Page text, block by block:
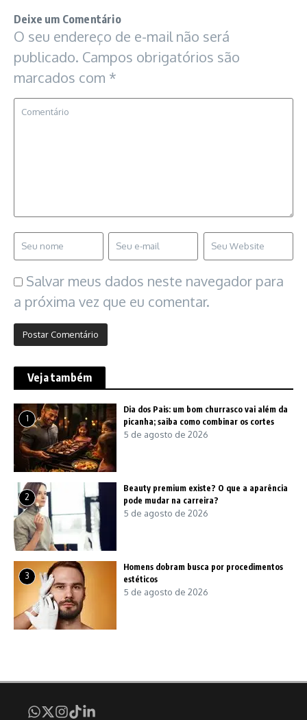
Deixe um Comentário
O seu endereço de e-mail não será
publicado. Campos obrigatórios são
marcados com *
Salvar meus dados neste navegador para
a próxima vez que eu comentar.
Veja também
1
Dia dos Pais: um bom churrasco vai além da
picanha; saiba como combinar os cortes
5 de agosto de 2026
2
Beauty premium existe? O que a aparência
pode mudar na carreira?
5 de agosto de 2026
3
Homens dobram busca por procedimentos
estéticos
5 de agosto de 2026